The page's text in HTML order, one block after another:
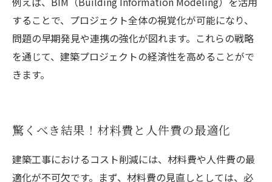
することで、プロジェクト全体の視覚化が可能になり、
問題の早期発見や連携の強化が図れます。これらの戦略
を通じて、建築プロジェクトの経済性を高めることがで
きます。
驚くべき結果！材料費と人件費の最適化
建築工事におけるコスト削減には、材料費や人件費の最
適化が不可欠です。まず、材料費の見直しとしては、必